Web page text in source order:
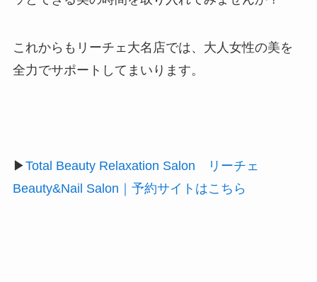
これからもリーチェ大名店では、大人女性の美を
全力でサポートしてまいります。
▶Total Beauty Relaxation Salon リーチェ
Beauty&Nail Salon｜予約サイトはこちら